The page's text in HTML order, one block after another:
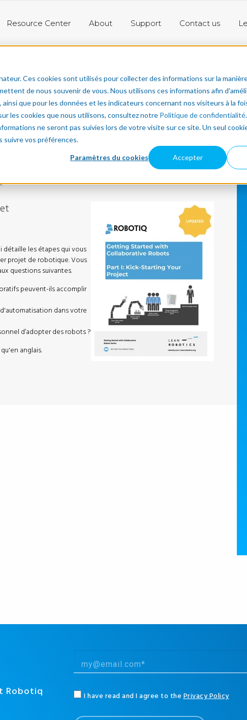
Ces cookies sont utilisés pour collecter des informations sur la
de nous souvenir de vous. Nous utilisons ces informations afin
que pour les données et les indicateurs concernant nos visiteurs à la
les cookies que nous utilisons, consultez notre Politique de confidentialité.
ne seront pas suivies lors de votre visite sur ce site. Un seul
suivre vos préférences.
Paramètres du cookies Accepter
Resource Center About Support Contact us
les robots
détaille les étapes qui vous
projet de robotique. Vous
questions suivantes.
peuvent-ils accomplir
dans votre
d’adopter des robots ?
anglais.
Robotiq I have read and I agree to thePrivacy Policy